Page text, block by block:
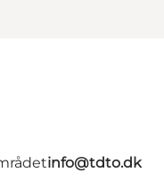
info@tdto.dk